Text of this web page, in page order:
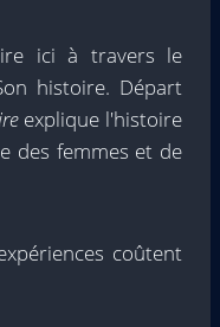
ici à travers le
histoire. Départ
explique l'histoire
des femmes et de
coûtent